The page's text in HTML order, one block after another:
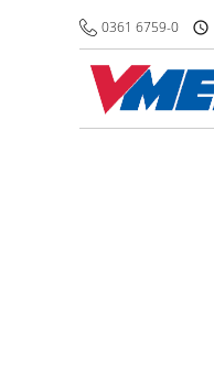
0361 6759-0